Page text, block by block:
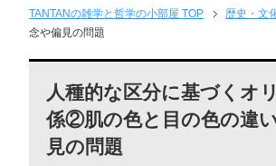
TANTANの雑学と哲学の小部屋 TOP 歴史・文
念や偏見の問題
人種的な区分に基づくオ
係②肌の色と目の色の違
見の問題